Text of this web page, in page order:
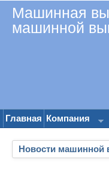
Машинная
машинной
Главная Компания
Новости машинной